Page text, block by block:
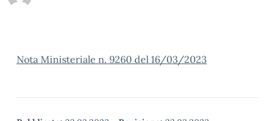
Nota Ministeriale n. 9260 del 16/03/2023